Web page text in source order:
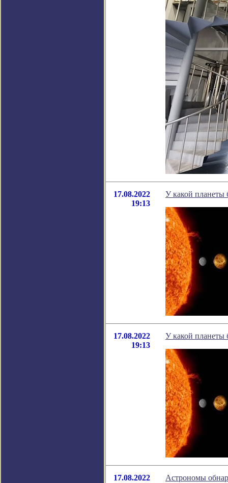
17.08.2022
19:13
У какой планеты
17.08.2022
19:13
У какой планеты
17.08.2022
Астрономы